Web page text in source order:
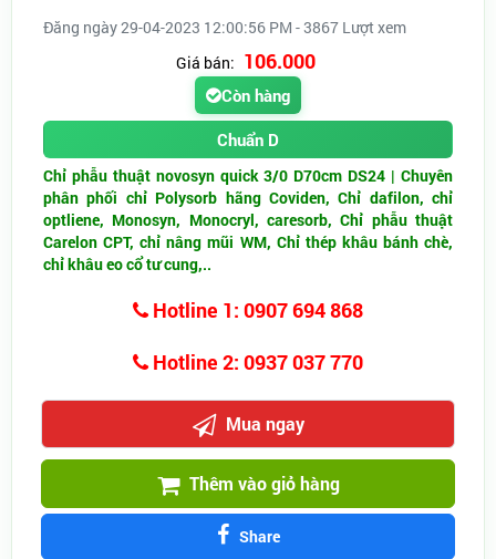
Đăng ngày 29-04-2023 12:00:56 PM - 3867 Lượt xem
Giá bán: 106.000
Còn hàng
Chuẩn D
Chỉ phẫu thuật novosyn quick 3/0 D70cm DS24 | Chuyên
phân phối chỉ Polysorb hãng Coviden, Chỉ dafilon, chỉ
optliene, Monosyn, Monocryl, caresorb, Chỉ phẫu thuật
Carelon CPT, chỉ nâng mũi WM, Chỉ thép khâu bánh chè,
chỉ khâu eo cổ tư cung,..
Hotline 1: 0907 694 868
Hotline 2: 0937 037 770
Mua ngay
Thêm vào giỏ hàng
Share